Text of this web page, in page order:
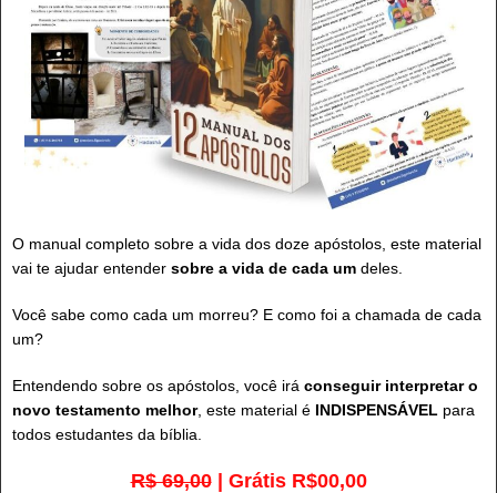
O manual completo sobre a vida dos doze apóstolos, este material
vai te ajudar entender sobre a vida de cada um deles.
Você sabe como cada um morreu? E como foi a chamada de cada
um?
Entendendo sobre os apóstolos, você irá conseguir interpretar o
novo testamento melhor, este material é INDISPENSÁVEL para
todos estudantes da bíblia.
R$ 69,00| Grátis R$00,00